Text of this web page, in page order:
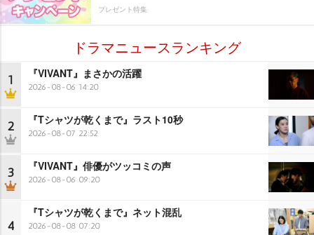
プレゼント特集
ドラマニュースランキング
1 『VIVANT』まさかの活躍
2026-08-06 14:20
2 『Tシャツが乾くまで』ラスト10秒
2026-08-07 22:52
3 『VIVANT』俳優がツッコミの声
2026-08-06 09:20
4
『Tシャツが乾くまで』ネット混乱
2026-08-08 07:20